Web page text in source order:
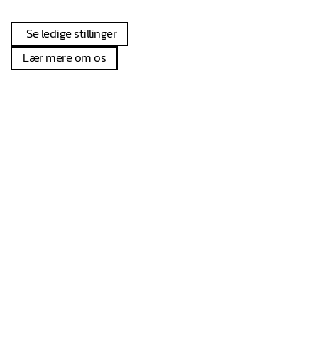
Se ledige stillinger
Lær mere om os